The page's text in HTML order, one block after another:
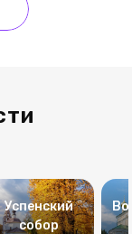
Успенский
собор